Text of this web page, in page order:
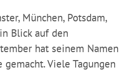
München, Potsdam,
Blick auf den
hat seinem Namen
Viele Tagungen